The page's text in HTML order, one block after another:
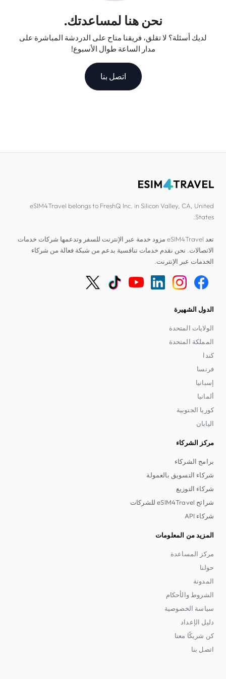
نحن هنا لمساعدتك.
لديك أسئلة؟ لا تقلق، فريقنا متاح على الدردشة المباشرة على
مدار الساعة طوال الأسبوع!
اتصل بنا
eSIM4Travel belongs to FreshQ Inc. in Silicon Valley, CA, United
States.
تعد eSIM4Travel مزود خدمة عبر الإنترنت للسفر وتدعمها شركات خدمات
الاتصالات. نحن نقدم خدمات تنافسية بدعم من شبكة فعالة من شركاء
الخدمات عبر الإنترنت.
الدول الشهيرة
الولايات المتحدة
المملكة المتحدة
كندا
فرنسا
إسبانيا
ألمانيا
كوريا الجنوبية
اليابان
مركز الشركاء
برامج الشركاء
شركاء التسويق بالعمولة
شركاء التوزيع
شرائح eSIM4Travel للشركات
شركاء API
المزيد من المعلومات
مركز المساعدة
حولنا
المدونة
الشروط والأحكام
سياسة الخصوصية
دليل الإعداد
كن شريكًا معنا
اتصل بنا